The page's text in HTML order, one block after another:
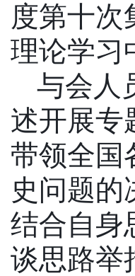
度第十次
理论学习
与会人
述开展专
带领全国
史问题
结合自身
谈思路举